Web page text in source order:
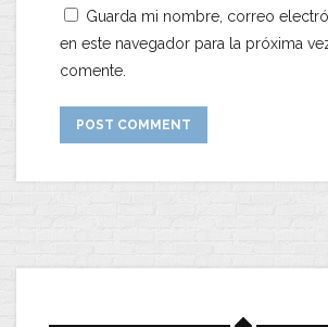
Guarda mi nombre, correo
en este navegador para la próxima
comente.